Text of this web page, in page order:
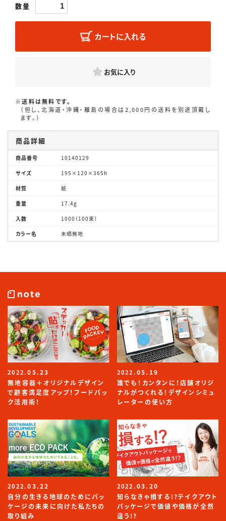
数量
カートに入れる
お気に入り
※送料は無料です。
（但し、北海道・沖縄・離島の場合は2,000円の送料を別途頂戴し
ます。）
商品詳細
商品番号
10140129
サイズ
195×120×365h
材質
紙
重量
17.4g
入数
1000（100束）
カラー名
未晒無地
2022.05.23
無地容器＋オリジナルデザイン
で顧客満足度アップ！フードパッ
ク活用術！
2022.05.19
誰でも！カンタンに！店舗オリジ
ナルがつくれる！デザインシミュ
レーターの使い方
2022.03.22
自分の生きる地球のためにパッ
ケージの未来に向けた私たちの
取り組み
2022.03.20
知らなきゃ損する!?テイクアウト
パッケージで価値や価格が全然
違う!?